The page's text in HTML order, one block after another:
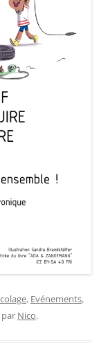
, Evénements,
par Nico.